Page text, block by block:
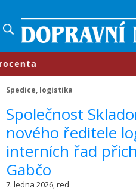
Spedice, logistika
​Společnost
nového ředitele
interních řad
Gabčo
7. ledna 2026, red